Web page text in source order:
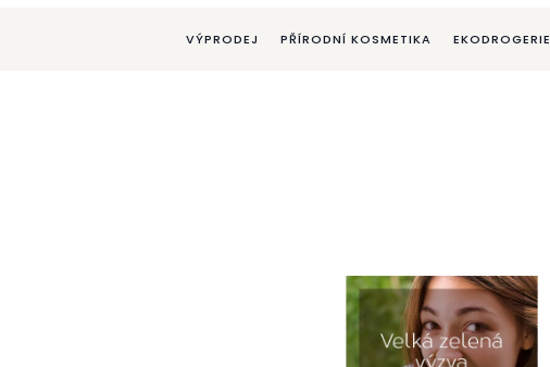
VÝPRODEJ PŘÍRODNÍ KOSMETIKA EKODROGERIE